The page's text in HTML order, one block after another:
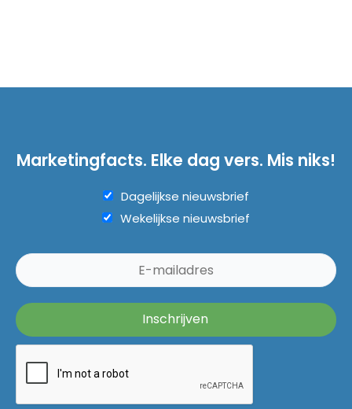
Marketingfacts. Elke dag vers. Mis niks!
Dagelijkse nieuwsbrief
Wekelijkse nieuwsbrief